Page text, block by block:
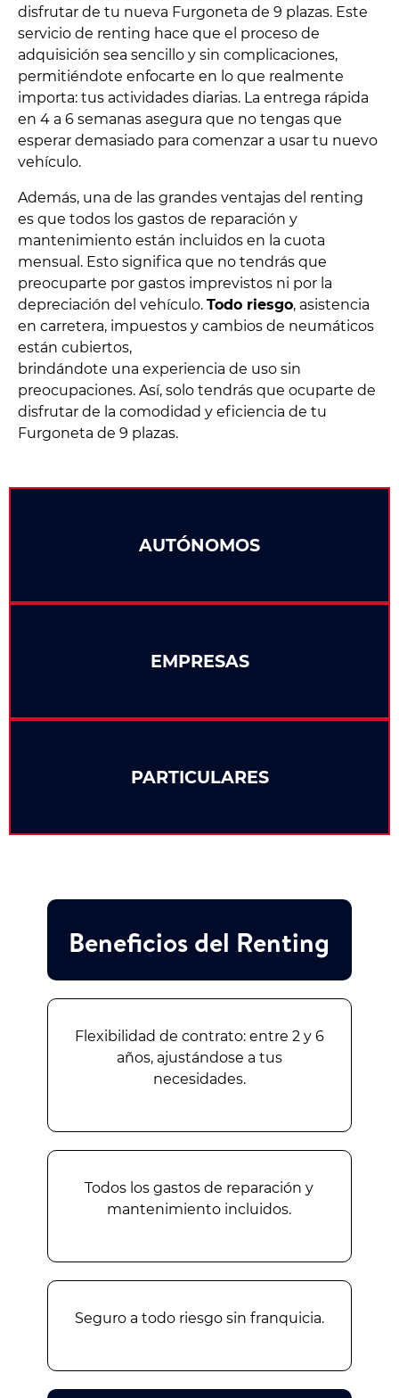
disfrutar de tu nueva Furgoneta de 9 plazas. Este
servicio de renting hace que el proceso de
adquisición sea sencillo y sin complicaciones,
permitiéndote enfocarte en lo que realmente
importa: tus actividades diarias. La entrega rápida
en 4 a 6 semanas asegura que no tengas que
esperar demasiado para comenzar a usar tu nuevo
vehículo.
Además, una de las grandes ventajas del renting
es que todos los gastos de reparación y
mantenimiento están incluidos en la cuota
mensual. Esto significa que no tendrás que
preocuparte por gastos imprevistos ni por la
depreciación del vehículo. Todo riesgo, asistencia
en carretera, impuestos y cambios de neumáticos
están cubiertos,
brindándote una experiencia de uso sin
preocupaciones. Así, solo tendrás que ocuparte de
disfrutar de la comodidad y eficiencia de tu
Furgoneta de 9 plazas.
PARTICULARES
AUTÓNOMOS
EMPRESAS
Beneficios del Renting
Flexibilidad de contrato: entre 2 y 6
años, ajustándose a tus
necesidades.
Todos los gastos de reparación y
mantenimiento incluidos.
Seguro a todo riesgo sin franquicia.